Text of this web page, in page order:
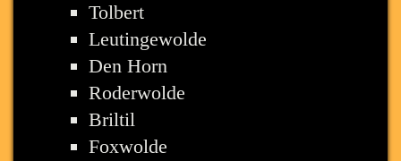
Tolbert
Leutingewolde
Den Horn
Roderwolde
Briltil
Foxwolde